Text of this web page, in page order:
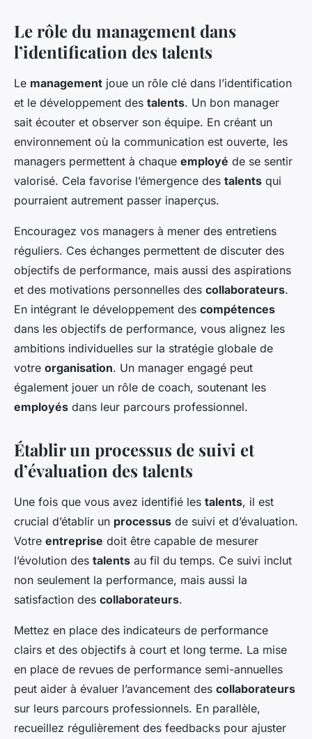
Le rôle du management dans
l’identification des talents
Le management joue un rôle clé dans l’identification
et le développement des talents. Un bon manager
sait écouter et observer son équipe. En créant un
environnement où la communication est ouverte, les
managers permettent à chaque employé de se sentir
valorisé. Cela favorise l’émergence des talents qui
pourraient autrement passer inaperçus.
Encouragez vos managers à mener des entretiens
réguliers. Ces échanges permettent de discuter des
objectifs de performance, mais aussi des aspirations
et des motivations personnelles des collaborateurs.
En intégrant le développement des compétences
dans les objectifs de performance, vous alignez les
ambitions individuelles sur la stratégie globale de
votre organisation. Un manager engagé peut
également jouer un rôle de coach, soutenant les
employés dans leur parcours professionnel.
Établir un processus de suivi et
d’évaluation des talents
Une fois que vous avez identifié les talents, il est
crucial d’établir un processus de suivi et d’évaluation.
Votre entreprise doit être capable de mesurer
l’évolution des talents au fil du temps. Ce suivi inclut
non seulement la performance, mais aussi la
satisfaction des collaborateurs.
Mettez en place des indicateurs de performance
clairs et des objectifs à court et long terme. La mise
en place de revues de performance semi-annuelles
peut aider à évaluer l’avancement des collaborateurs
sur leurs parcours professionnels. En parallèle,
recueillez régulièrement des feedbacks pour ajuster